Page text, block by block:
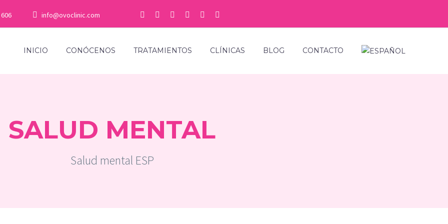
info@ovoclinic.com
INICIO CONÓCENOS TRATAMIENTOS CLÍNICAS BLOG CONTACTO
SALUD MENTAL
Salud mental ESP